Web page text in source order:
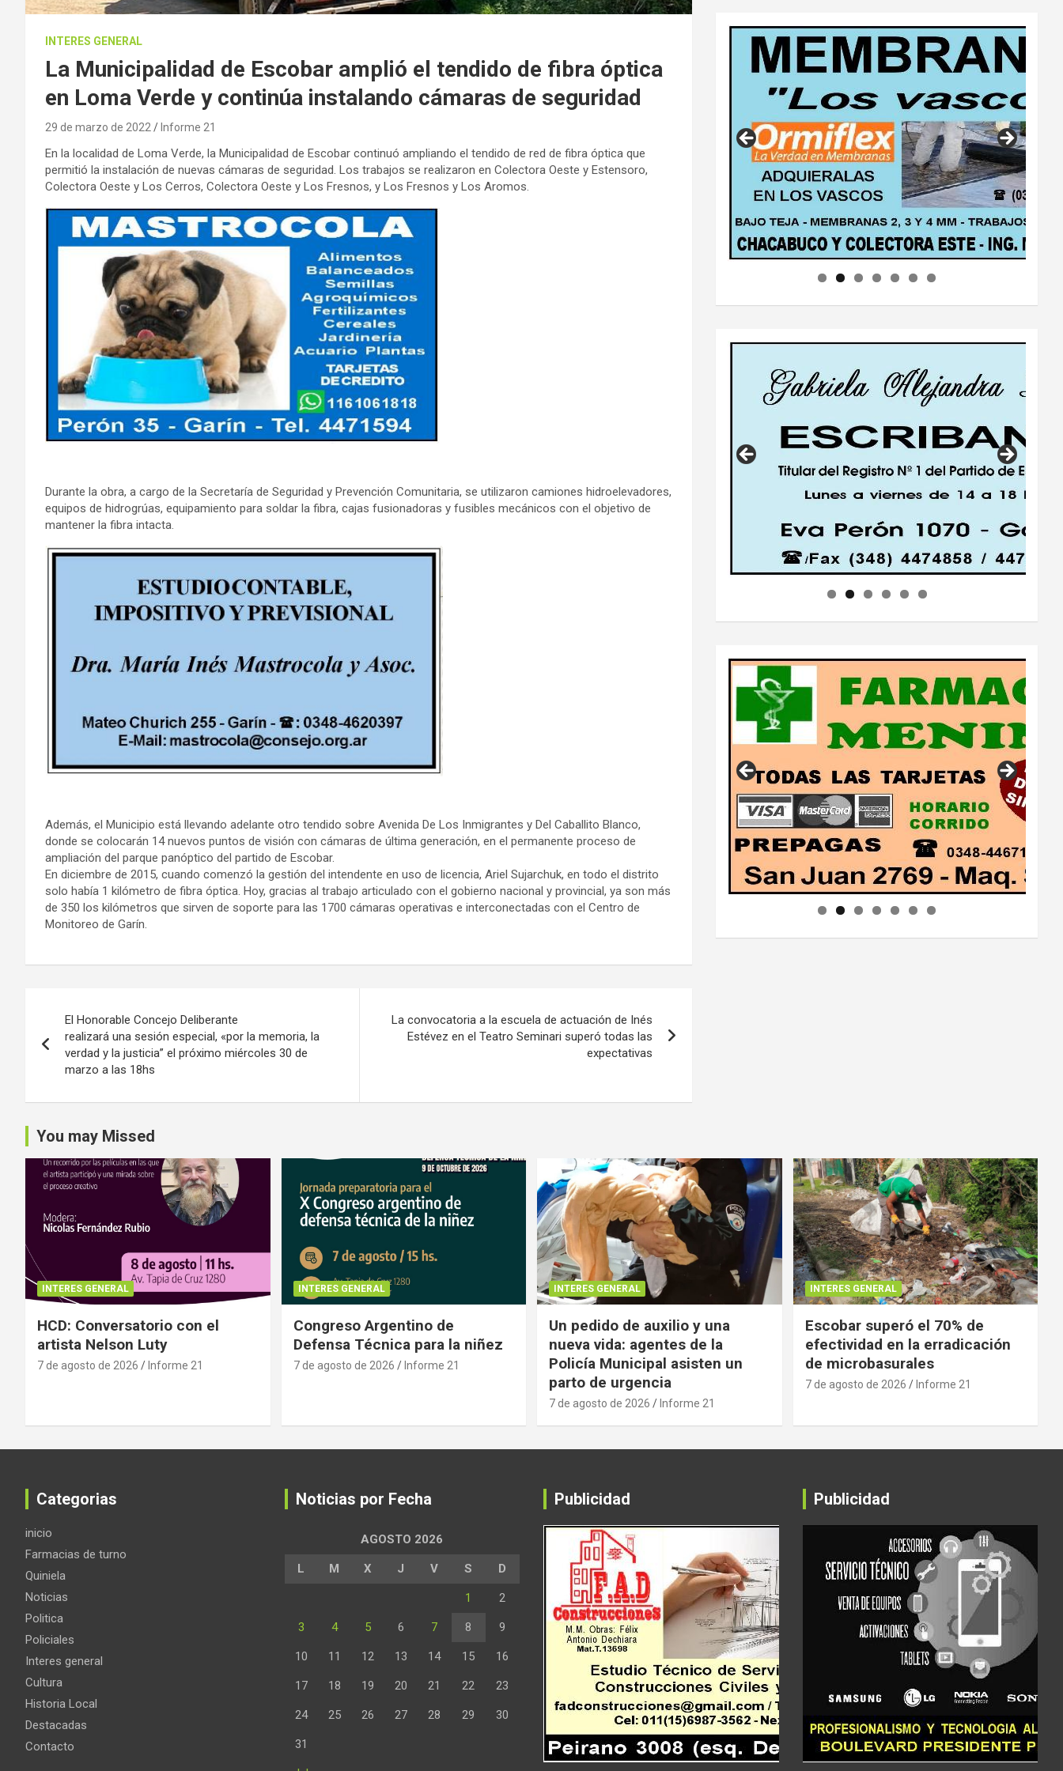
INTERES GENERAL
La Municipalidad de Escobar amplió el tendido de fibra óptica
en Loma Verde y continúa instalando cámaras de seguridad
29 de marzo de 2022 Informe 21
En la localidad de Loma Verde, la Municipalidad de Escobar continuó ampliando el tendido de red de fibra óptica que
permitió la instalación de nuevas cámaras de seguridad. Los trabajos se realizaron en Colectora Oeste y Estensoro,
Colectora Oeste y Los Cerros, Colectora Oeste y Los Fresnos, y Los Fresnos y Los Aromos.
Durante la obra, a cargo de la Secretaría de Seguridad y Prevención Comunitaria, se utilizaron camiones hidroelevadores,
equipos de hidrogrúas, equipamiento para soldar la fibra, cajas fusionadoras y fusibles mecánicos con el objetivo de
mantener la fibra intacta.
Además, el Municipio está llevando adelante otro tendido sobre Avenida De Los Inmigrantes y Del Caballito Blanco,
donde se colocarán 14 nuevos puntos de visión con cámaras de última generación, en el permanente proceso de
ampliación del parque panóptico del partido de Escobar.
En diciembre de 2015, cuando comenzó la gestión del intendente en uso de licencia, Ariel Sujarchuk, en todo el distrito
solo había 1 kilómetro de fibra óptica. Hoy, gracias al trabajo articulado con el gobierno nacional y provincial, ya son más
de 350 los kilómetros que sirven de soporte para las 1700 cámaras operativas e interconectadas con el Centro de
Monitoreo de Garín.
de
entradas
El Honorable Concejo Deliberante
realizará una sesión especial, «por la memoria, la
verdad y la justicia” el próximo miércoles 30 de
marzo a las 18hs
La convocatoria a la escuela de actuación de Inés
Estévez en el Teatro Seminari superó todas las
expectativas
You may Missed
INTERES GENERAL
HCD: Conversatorio con el
artista Nelson Luty
7 de agosto de 2026 Informe 21
INTERES GENERAL
Congreso Argentino de
Defensa Técnica para la niñez
7 de agosto de 2026 Informe 21
INTERES GENERAL
Un pedido de auxilio y una
nueva vida: agentes de la
Policía Municipal asisten un
parto de urgencia
7 de agosto de 2026 Informe 21
INTERES GENERAL
Escobar superó el 70% de
efectividad en la erradicación
de microbasurales
7 de agosto de 2026 Informe 21
Categorias
inicio
Farmacias de turno
Quiniela
Noticias
Politica
Policiales
Interes general
Cultura
Historia Local
Destacadas
Contacto
Noticias por Fecha
AGOSTO 2026
L M X J V S D
1 2
3 4 5 6 7 8 9
10 11 12 13 14 15 16
17 18 19 20 21 22 23
24 25 26 27 28 29 30
31
Publicidad Publicidad